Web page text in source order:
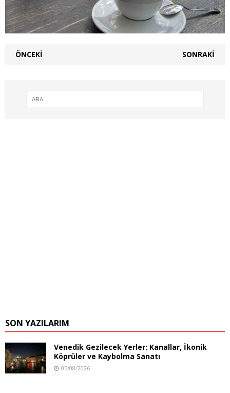
ÖNCEKI SONRAKI
SON YAZILARIM
Venedik Gezilecek Yerler: Kanallar, İkonik
Köprüler ve Kaybolma Sanatı
05/08/2026